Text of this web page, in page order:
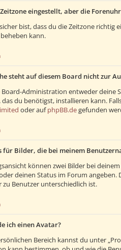
eingestellt, aber die
bist, dass du die Zeitzone
kann.
steht auf diesem Board nicht zur
Administration entweder deine
das du benötigst, installieren kann.
oder aufphpBB.degefunden
für Bilder, die bei meinem
können zwei Bilder bei
deinen Status im Forum angeben.
zu Benutzer unterschiedlich ist.
ich einen Avatar?
Bereich kannst du unter